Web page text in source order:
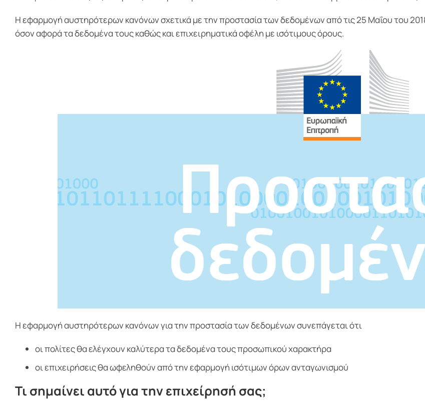
Η εφαρμογή αυστηρότερων κανόνων σχετικά με την προστασία των δεδομένων από τις 25 Μαΐου του
όσον αφορά τα δεδομένα τους καθώς και επιχειρηματικά οφέλη με ισότιμους όρους.
Η εφαρμογή αυστηρότερων κανόνων για την προστασία των δεδομένων συνεπάγεται ότι
οι πολίτες θα ελέγχουν καλύτερα τα δεδομένα τους προσωπικού χαρακτήρα
οι επιχειρήσεις θα ωφεληθούν από την εφαρμογή ισότιμων όρων ανταγωνισμού
Τι σημαίνει αυτό για την επιχείρησή σας;